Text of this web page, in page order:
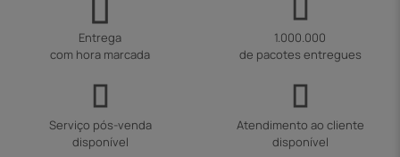
Entrega
com hora marcada
1.000.000
de pacotes entregues
Serviço pós-venda
disponível
Atendimento ao cliente
disponível